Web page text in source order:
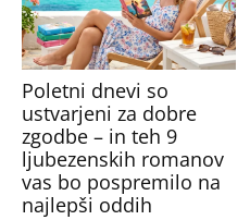
Poletni dnevi so
ustvarjeni za dobre
zgodbe – in teh 9
ljubezenskih romanov
vas bo pospremilo na
najlepši oddih